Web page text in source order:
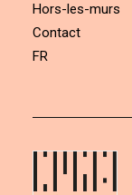
Hors-les-murs
Contact
FR